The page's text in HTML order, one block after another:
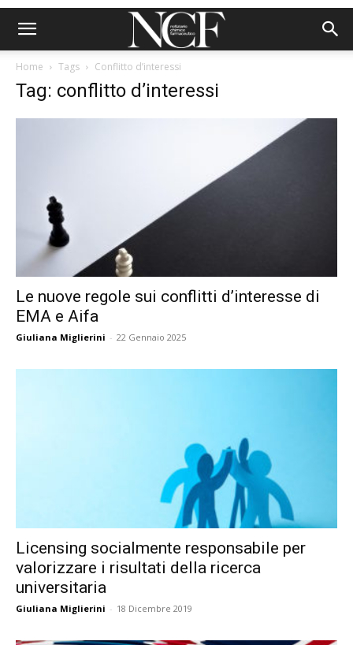
Home Tags Conflitto d’interessi
Tag: conflitto d’interessi
Le nuove regole sui conflitti d’interesse di
EMA e Aifa
Giuliana Miglierini - 22 Gennaio 2025
Licensing socialmente responsabile per
valorizzare i risultati della ricerca
universitaria
Giuliana Miglierini - 18 Dicembre 2019